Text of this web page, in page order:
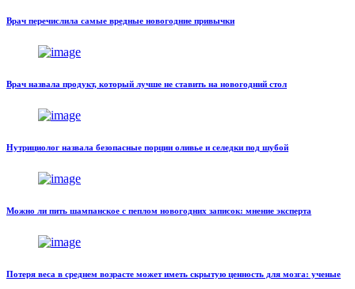
Врач перечислила самые вредные новогодние привычки
Врач назвала продукт, который лучше не ставить на новогодний стол
Нутрициолог назвала безопасные порции оливье и селедки под шубой
Можно ли пить шампанское с пеплом новогодних записок: мнение эксперта
Потеря веса в среднем возрасте может иметь скрытую ценность для мозга: ученые